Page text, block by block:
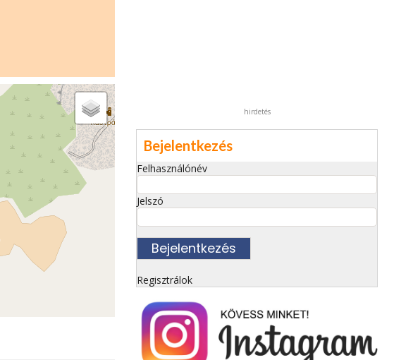
hirdetés
Bejelentkezés
Felhasználónév
Jelszó
Regisztrálok